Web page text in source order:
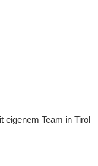
eigenem Team in Tirol